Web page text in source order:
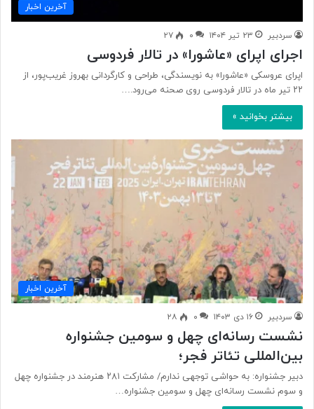
آخرین اخبار
سردبیر ۲۳ تیر ۱۴۰۴ ۰ ۲۷
اجرای اپرای «عاشورا» در تالار فردوسی
اپرای عروسکی «عاشورا» به نویسندگی، طراحی و کارگردانی بهروز غریب‌پور، از
۲۲ تیر ماه در تالار فردوسی روی صحنه می‌رود.…
بیشتر بخوانید »
آخرین اخبار
سردبیر ۱۶ دی ۱۴۰۳ ۰ ۲۸
نشست رسانه‌ای چهل و سومین جشنواره
بین‌المللی تئاتر فجر؛
دبیر جشنواره: به حواشی توجهی ندارم/ مشارکت ۲۸۱ هنرمند در جشنواره چهل
و سوم نشست رسانه‌ای چهل و سومین جشنواره…